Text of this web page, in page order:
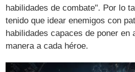
habilidades de combate". Por lo
tenido que idear enemigos con
habilidades capaces de poner en
manera a cada héroe.